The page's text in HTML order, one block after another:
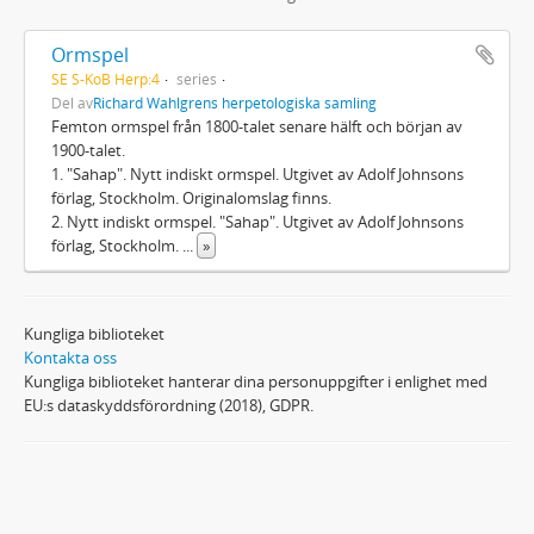
Ormspel
SE S-KoB Herp:4
series
Del avRichard Wahlgrens herpetologiska samling
Femton ormspel från 1800-talet senare hälft och början av
1900-talet.
1. "Sahap". Nytt indiskt ormspel. Utgivet av Adolf Johnsons
förlag, Stockholm. Originalomslag finns.
2. Nytt indiskt ormspel. "Sahap". Utgivet av Adolf Johnsons
förlag, Stockholm.
»
Kungliga biblioteket
Kontakta oss
Kungliga biblioteket hanterar dina personuppgifter i enlighet med
EU:s dataskyddsförordning (2018), GDPR.